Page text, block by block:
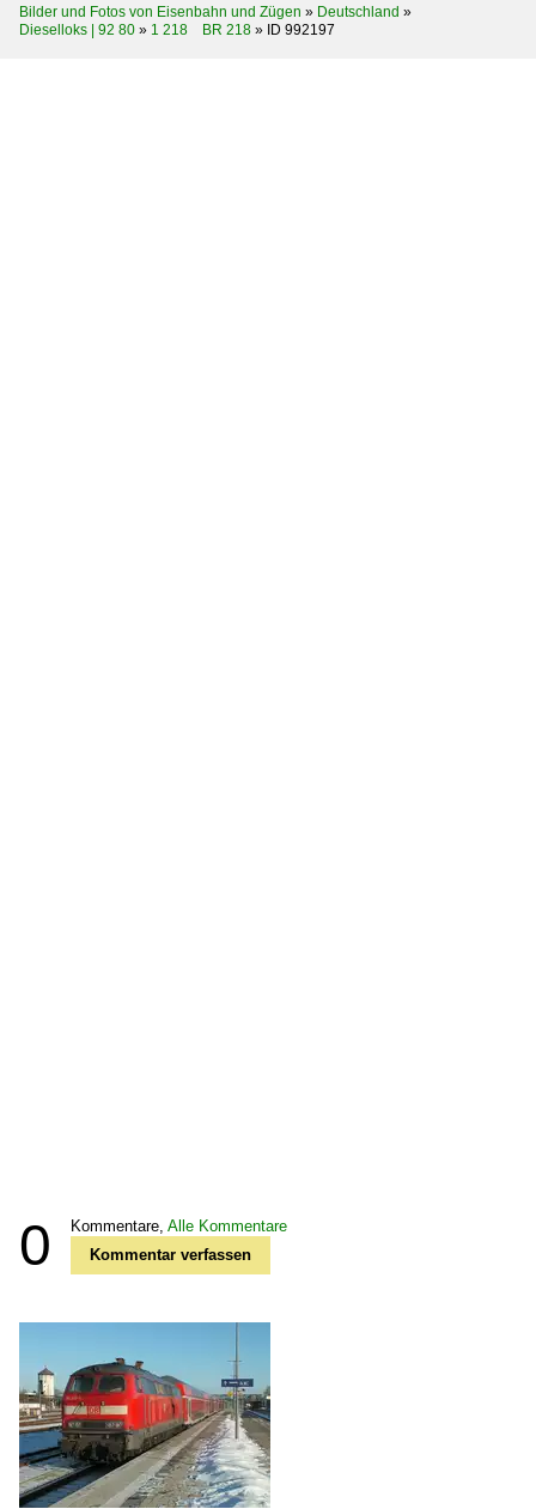
Bilder und Fotos von Eisenbahn und Zügen » Deutschland »
Dieselloks | 92 80 » 1 218 BR 218 » ID 992197
0 Kommentare, Alle Kommentare
Kommentar verfassen